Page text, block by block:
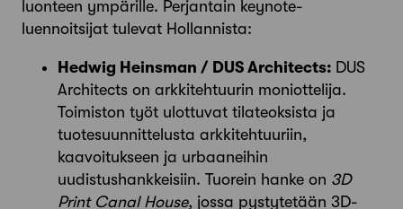
luonteen ympärille. Perjantain keynote-
luennoitsijat tulevat Hollannista:
Hedwig Heinsman / DUS Architects: DUS
Architects on arkkitehtuurin moniottelija.
Toimiston työt ulottuvat tilateoksista ja
tuotesuunnittelusta arkkitehtuuriin,
kaavoitukseen ja urbaaneihin
uudistushankkeisiin. Tuorein hanke on 3D
Print Canal House, jossa pystytetään 3D-